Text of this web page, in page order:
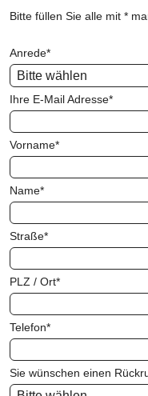
Bitte füllen Sie alle mit *
Anrede*
Ihre E-Mail Adresse*
Vorname*
Name*
Straße*
PLZ / Ort*
Telefon*
Sie wünschen einen